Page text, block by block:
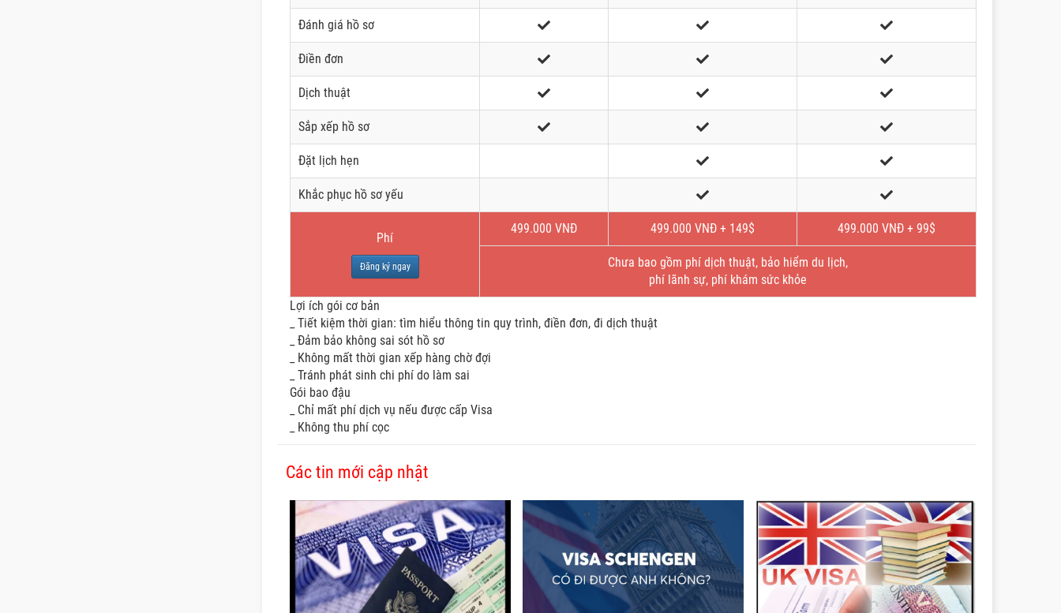
Đánh giá hồ sơ
Điền đơn
Dịch thuật
Sắp xếp hồ sơ
Đặt lịch hẹn
Khắc phục hồ sơ yếu
Phí
Đăng ký ngay
499.000 VNĐ 499.000 VNĐ + 149$ 499.000 VNĐ + 99$
Chưa bao gồm phí dịch thuật, bảo hiểm du lịch,
phí lãnh sự, phí khám sức khỏe
Lợi ích gói cơ bản
_ Tiết kiệm thời gian: tìm hiểu thông tin quy trình, điền đơn, đi dịch thuật
_ Đảm bảo không sai sót hồ sơ
_ Không mất thời gian xếp hàng chờ đợi
_ Tránh phát sinh chi phí do làm sai
Gói bao đậu
_ Chỉ mất phí dịch vụ nếu được cấp Visa
_ Không thu phí cọc
Các tin mới cập nhật